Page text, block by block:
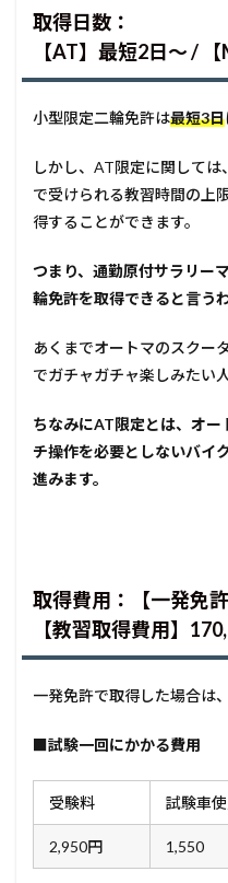
取得日数：
【AT】最短2日〜 /
小型限定二輪免許は最短3日
しかし、AT限定に関して
で受けられる教習時間の上
得することができます。
つまり、通勤原付サラリー
輪免許を取得できると言う
あくまでオートマのスクー
でガチャガチャ楽しみたい
ちなみにAT限定とは、オー
チ操作を必要としないバイ
進みます。
取得費用：【一発免
【教習取得費用】
一発免許で取得した場合は、
■試験一回にかかる費用
受験料 試験車
2,950円 1,550